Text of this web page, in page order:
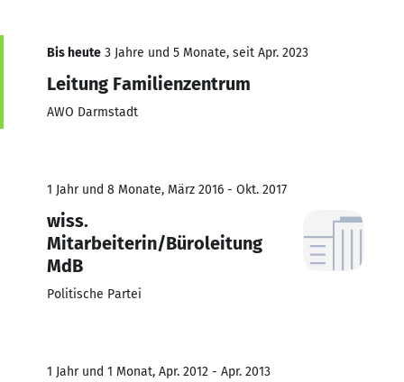
Bis heute 3 Jahre und 5 Monate, seit Apr. 2023
Leitung Familienzentrum
AWO Darmstadt
1 Jahr und 8 Monate, März 2016 - Okt. 2017
wiss.
Mitarbeiterin/Büroleitung
MdB
Politische Partei
1 Jahr und 1 Monat, Apr. 2012 - Apr. 2013